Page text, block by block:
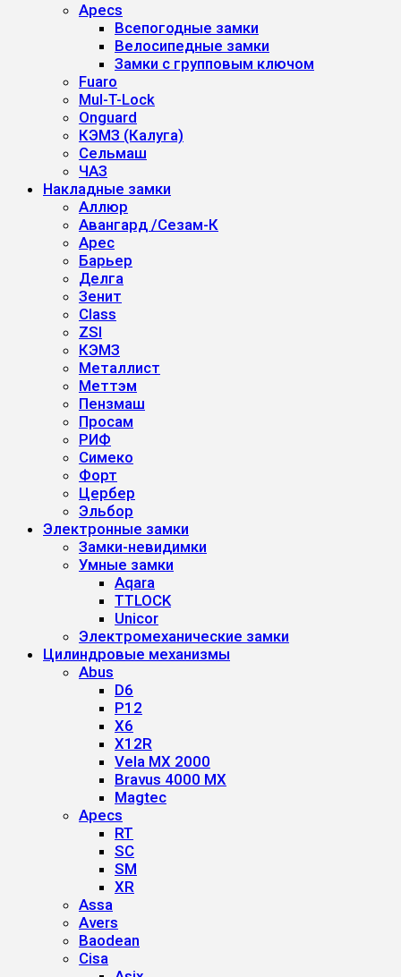
Apecs
Всепогодные замки
Велосипедные замки
Замки с групповым ключом
Fuaro
Mul-T-Lock
Onguard
КЭМЗ (Калуга)
Сельмаш
ЧАЗ
Накладные замки
Аллюр
Авангард /Сезам-К
Арес
Барьер
Делга
Зенит
Class
ZSI
КЭМЗ
Металлист
Меттэм
Пензмаш
Просам
РИФ
Симеко
Форт
Цербер
Эльбор
Электронные замки
Замки-невидимки
Умные замки
Aqara
TTLOCK
Unicor
Электромеханические замки
Цилиндровые механизмы
Abus
D6
P12
X6
X12R
Vela MX 2000
Bravus 4000 MX
Magtec
Apecs
RT
SC
SM
XR
Assa
Avers
Baodean
Cisa